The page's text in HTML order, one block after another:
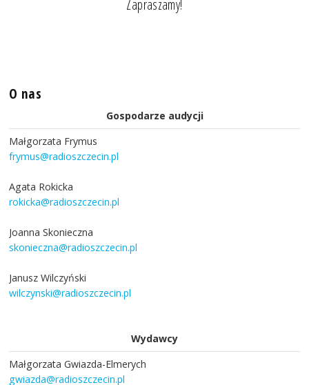
Zapraszamy!
O nas
Gospodarze audycji
Małgorzata Frymus
frymus@radioszczecin.pl
Agata Rokicka
rokicka@radioszczecin.pl
Joanna Skonieczna
skonieczna@radioszczecin.pl
Janusz Wilczyński
wilczynski@radioszczecin.pl
Wydawcy
Małgorzata Gwiazda-Elmerych
gwiazda@radioszczecin.pl